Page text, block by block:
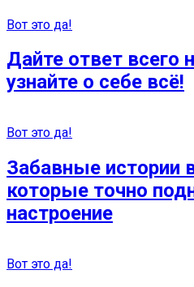
Вот это да!
Дайте ответ всего
узнайте о себе всё!
Вот это да!
Забавные истории
которые точно
настроение
Вот это да!